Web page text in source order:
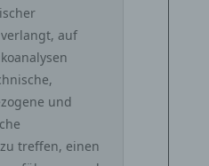
verlangt, auf
und
treffen, einen